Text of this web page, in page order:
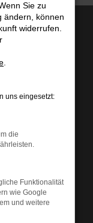
Sie zu
ändern, können
widerrufen.
uns eingesetzt:
die
Funktionalität
wie Google
und weitere